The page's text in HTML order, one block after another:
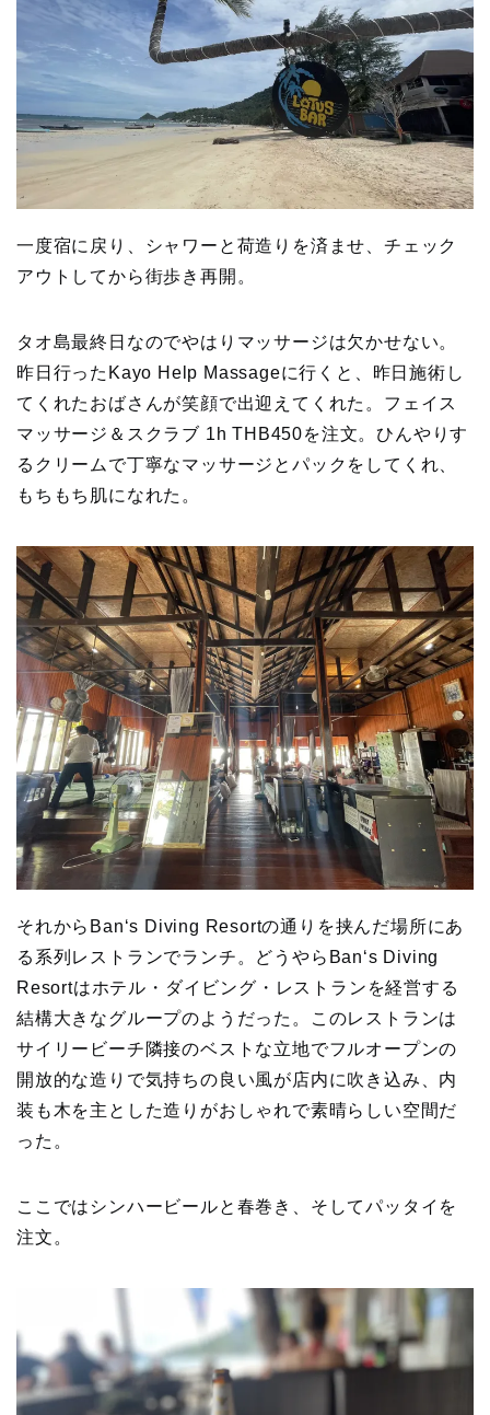
一度宿に戻り、シャワーと荷造りを済ませ、チェック
アウトしてから街歩き再開。
タオ島最終日なのでやはりマッサージは欠かせない。
昨日行ったKayo Help Massageに行くと、昨日施術し
てくれたおばさんが笑顔で出迎えてくれた。フェイス
マッサージ＆スクラブ 1h THB450を注文。ひんやりす
るクリームで丁寧なマッサージとパックをしてくれ、
もちもち肌になれた。
それからBan‘s Diving Resortの通りを挟んだ場所にあ
る系列レストランでランチ。どうやらBan‘s Diving
Resortはホテル・ダイビング・レストランを経営する
結構大きなグループのようだった。このレストランは
サイリービーチ隣接のベストな立地でフルオープンの
開放的な造りで気持ちの良い風が店内に吹き込み、内
装も木を主とした造りがおしゃれで素晴らしい空間だ
った。
ここではシンハービールと春巻き、そしてパッタイを
注文。